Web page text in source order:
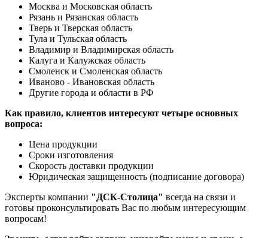
Москва и Московская область
Рязань и Рязанская область
Тверь и Тверская область
Тула и Тульская область
Владимир и Владимирская область
Калуга и Калужская область
Смоленск и Смоленская область
Иваново - Ивановская область
Другие города и области в РФ
Как правило, клиентов интересуют четыре основных
вопроса:
Цена продукции
Сроки изготовления
Скорость доставки продукции
Юридическая защищенность (подписание договора)
Эксперты компании "ДСК-Столица" всегда на связи и
готовы проконсультировать Вас по любым интересующим
вопросам!